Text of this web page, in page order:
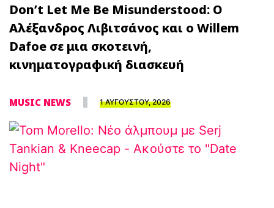
Don’t Let Me Be Misunderstood: Ο
Αλέξανδρος Λιβιτσάνος και ο Willem
Dafoe σε μια σκοτεινή,
κινηματογραφική διασκευή
MUSIC NEWS 1 ΑΥΓΟΥΣΤΟΥ, 2026